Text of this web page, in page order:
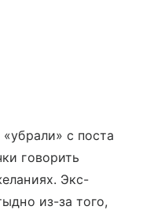
с поста
говорить
Экс-
из-за того,